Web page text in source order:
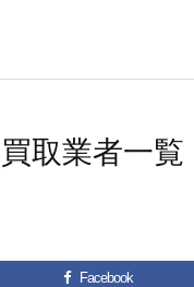
取業者一
Facebook